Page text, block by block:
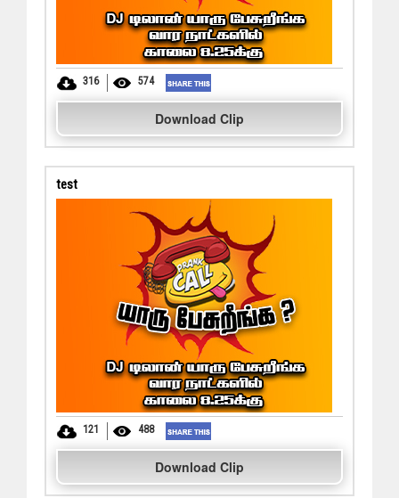
316 574
Download Clip
test
121 488
Download Clip